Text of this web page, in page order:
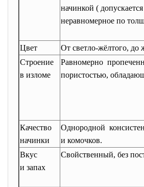
начинкой (
неравномерное по
Цвет
От светло-жёлтого, до
Строение
в изломе
Равномерно
пористостью,
Качество
начинки
Однородной
и комочков.
Вкус
и запах
Свойственный, без